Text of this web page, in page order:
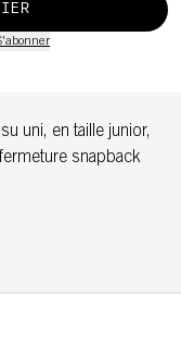
uni, en taille junior,
snapback